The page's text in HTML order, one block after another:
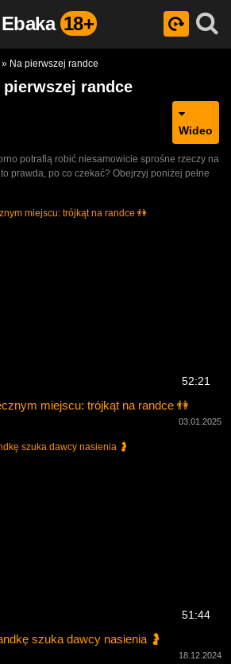
Ebaka 18+
» Na pierwszej randce
randce
Wideo
potrafią robić niesamowicie sprośne rzeczy na
prawda, po co czekać? Obejrzyj poniżej pełne
52:21
miejscu: trójkąt na randce 👫
03.01.2025
51:44
szuka dawcy nasienia 🤰
18.12.2024